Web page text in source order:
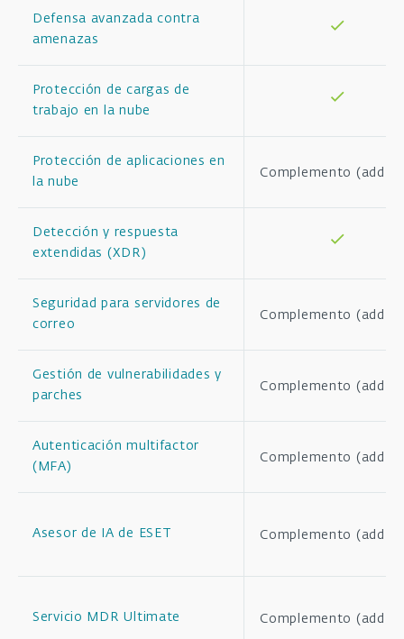
Defensa avanzada contra
amenazas
Protección de cargas de
trabajo en la nube
Protección de aplicaciones en
la nube
Complemento (add-
Detección y respuesta
extendidas (XDR)
Seguridad para servidores de
correo
Complemento (add-
Gestión de vulnerabilidades y
parches
Complemento (add-
Autenticación multifactor
(MFA)
Complemento (add-
Asesor de IA de ESET Complemento (add-
Servicio MDR Ultimate Complemento (add-